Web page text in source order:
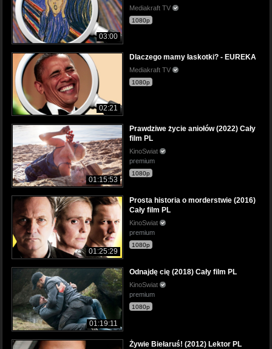
03:00
Mediakraft TV
1080p
02:21
Dlaczego mamy łaskotki? - EUREKA
Mediakraft TV
1080p
01:15:53
Prawdziwe życie aniołów (2022) Cały
film PL
KinoSwiat
premium
1080p
01:25:29
Prosta historia o morderstwie (2016)
Cały film PL
KinoSwiat
premium
1080p
01:19:11
Odnajdę cię (2018) Cały film PL
KinoSwiat
premium
1080p
Żywie Biełaruś! (2012) Lektor PL